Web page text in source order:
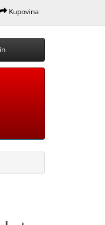
Kupovina